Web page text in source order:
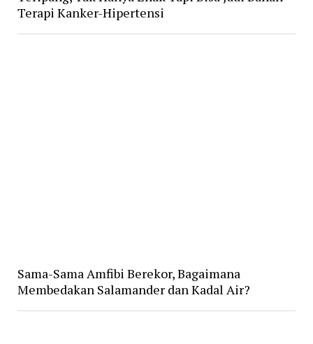
Terapi Kanker-Hipertensi
Sama-Sama Amfibi Berekor, Bagaimana
Membedakan Salamander dan Kadal Air?